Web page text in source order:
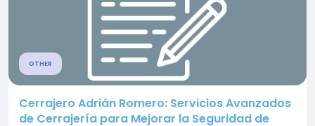
OTHER
Cerrajero Adrián Romero: Servicios Avanzados
de Cerrajería para Mejorar la Seguridad de